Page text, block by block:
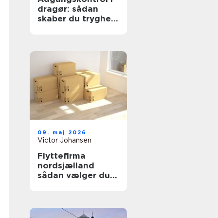
dragør: sådan
skaber du tryghed
09. maj 2026
Victor Johansen
Flyttefirma
nordsjælland
sådan vælger du